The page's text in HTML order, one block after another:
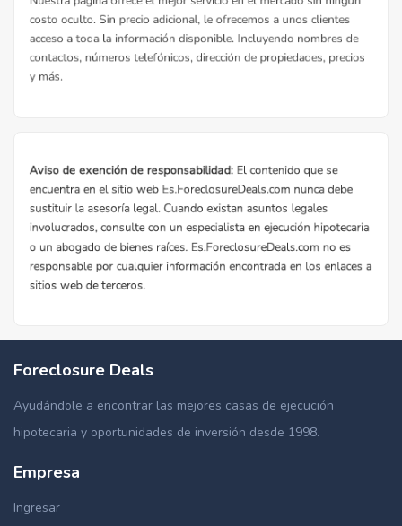
Foreclosure Deals
Ayudándole a encontrar las mejores casas de ejecución
hipotecaria y oportunidades de inversión desde 1998.
Empresa
Ingresar